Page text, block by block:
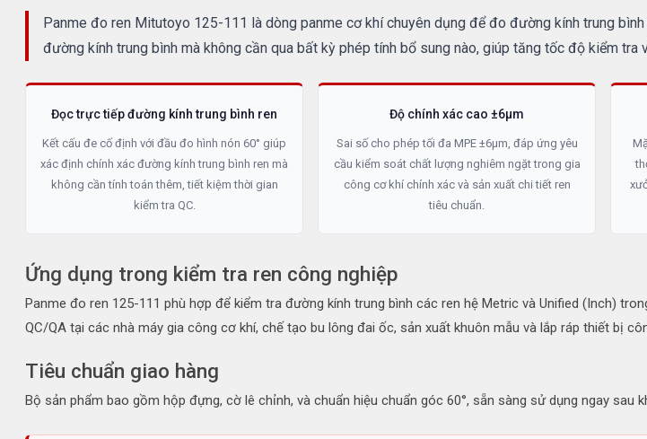
Panme đo ren Mitutoyo 125-111 là dòng panme cơ khí chuyên dụng để đo đường kính trung
đường kính trung bình mà không cần qua bất kỳ phép tính bổ sung nào, giúp tăng tốc độ kiểm
Đọc trực tiếp đường kính trung bình ren
Kết cấu đe cố định với đầu đo hình nón 60° giúp
xác định chính xác đường kính trung bình ren mà
không cần tính toán thêm, tiết kiệm thời gian
kiểm tra QC.
Độ chính xác cao ±6µm
Sai số cho phép tối đa MPE ±6µm, đáp ứng yêu
cầu kiểm soát chất lượng nghiêm ngặt trong gia
công cơ khí chính xác và sản xuất chi tiết ren
tiêu chuẩn.
Ứng dụng trong kiểm tra ren công nghiệp
Panme đo ren 125-111 phù hợp để kiểm tra đường kính trung bình các ren hệ Metric và Unified (Inch)
QC/QA tại các nhà máy gia công cơ khí, chế tạo bu lông đai ốc, sản xuất khuôn mẫu và lắp ráp thiết bị
Tiêu chuẩn giao hàng
Bộ sản phẩm bao gồm hộp đựng, cờ lê chỉnh, và chuẩn hiệu chuẩn góc 60°, sẵn sàng sử dụng ngay sau